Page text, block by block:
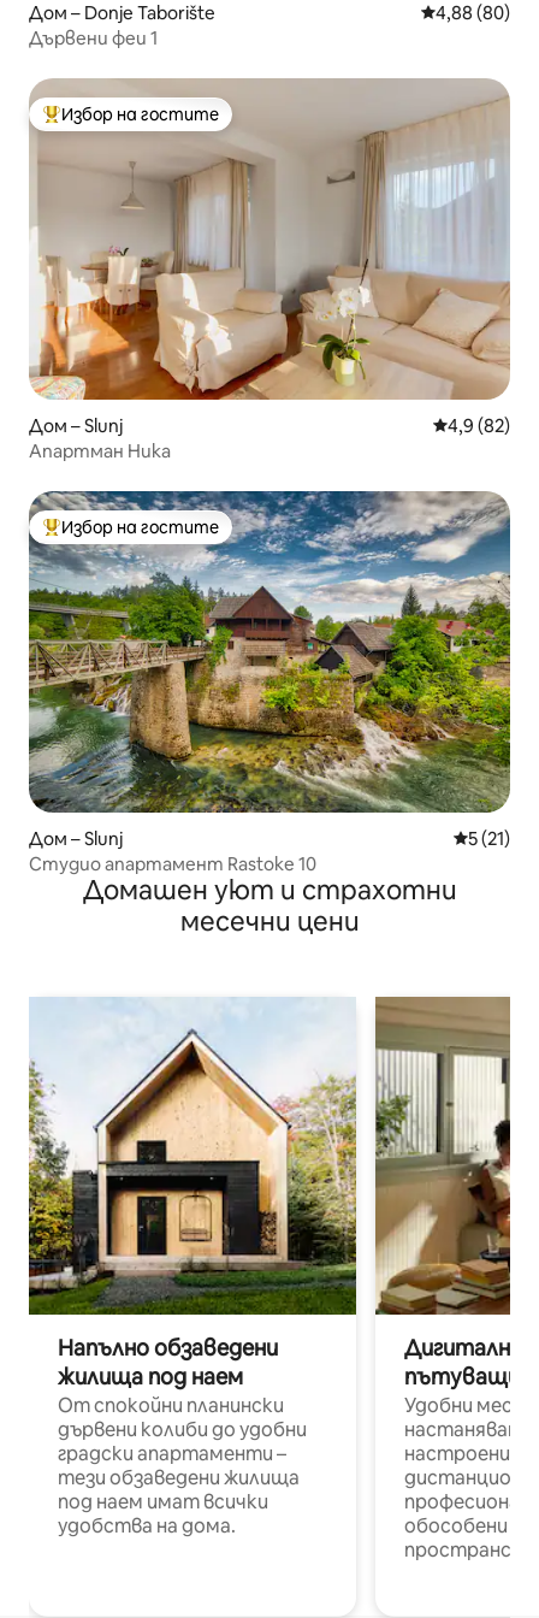
Дом – Donje Taborište Средна
4,88 (80)
Дървени феи 1
Най-популярен избор на гостите
Избор на гостите
Дом – Slunj Средна
4,9 (82)
Апартман Ника
Най-популярен избор на гостите
Избор на гостите
Дом – Slunj Средна
5 (21)
Студио апартамент Rastoke 10
Домашен уют и страхотни
месечни цени
Напълно обзаведени
жилища под наем
От спокойни планински
дървени колиби до удобни
градски апартаменти –
тези обзаведени жилища
под наем имат всички
удобства на дома.
Дигитални
пътуващи
Удобни
настаняване
настроени и
обособени